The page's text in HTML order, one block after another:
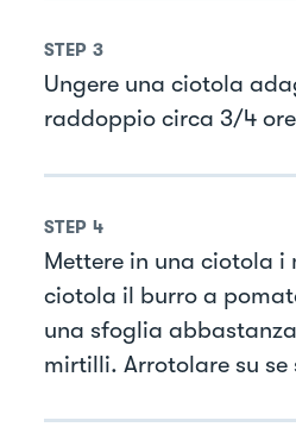
STEP 3
Ungere una ciotola
raddoppio circa 3/4
STEP 4
Mettere in una ciotola i
ciotola il burro a
una sfoglia
mirtilli. Arrotolare su se